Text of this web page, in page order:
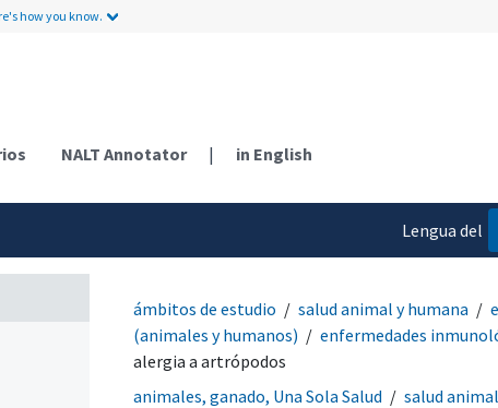
how you know.
NALT Annotator | in English
Lengua del
ámbitos de estudio salud animal y humana
(animales y humanos)
enfermedades
alergia a artrópodos
animales, ganado, Una Sola Salud
salud